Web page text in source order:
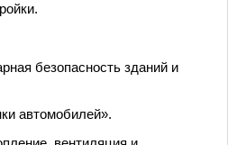
безопасность зданий и
автомобилей».